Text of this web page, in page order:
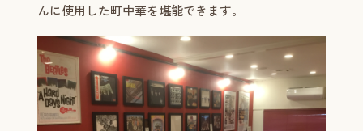
んに使用した町中華を堪能できます。